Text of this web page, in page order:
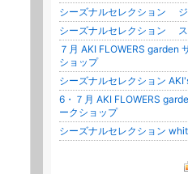
シーズナルセレクション ジ
シーズナルセレクション ス
７月 AKI FLOWERS garden
ショップ
シーズナルセレクション
6・７月 AKI FLOWERS
ークショップ
シーズナルセレクション